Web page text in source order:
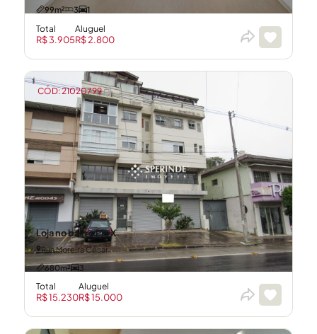
99m²
3 1
Total
R$ 3.905
Aluguel
R$ 2.800
Loja no bairro Pio X
Rua Moreira César
680m²
3
Total
R$ 15.230
Aluguel
R$ 15.000
CÓD: 21020799